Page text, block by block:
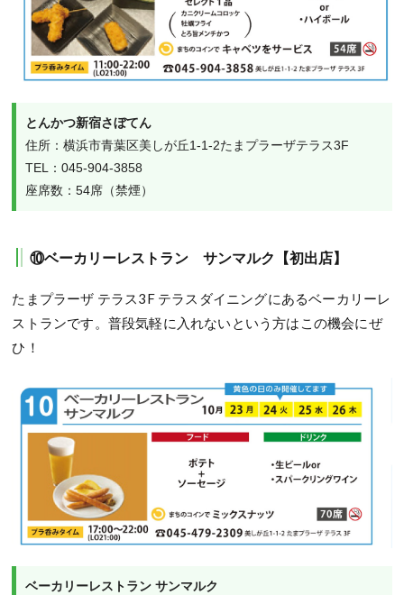
とんかつ新宿さぼてん
住所：横浜市青葉区美しが丘1-1-2たまプラーザテラス3F
TEL：045-904-3858
座席数：54席（禁煙）
⑩ベーカリーレストラン サンマルク【初出店】
たまプラーザ テラス3F テラスダイニングにあるベーカリーレ
ストランです。普段気軽に入れないという方はこの機会にぜ
ひ！
ベーカリーレストラン サンマルク